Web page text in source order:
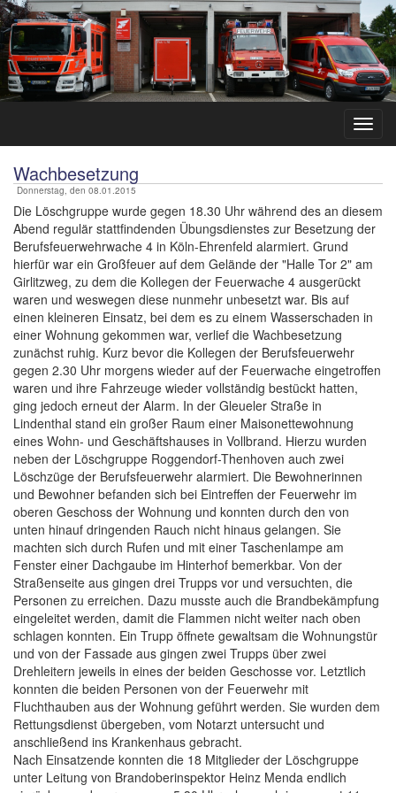
Wachbesetzung
Donnerstag, den 08.01.2015
Die Löschgruppe wurde gegen 18.30 Uhr während des an diesem
Abend regulär stattfindenden Übungsdienstes zur Besetzung der
Berufsfeuerwehrwache 4 in Köln-Ehrenfeld alarmiert. Grund
hierfür war ein Großfeuer auf dem Gelände der "Halle Tor 2" am
Girlitzweg, zu dem die Kollegen der Feuerwache 4 ausgerückt
waren und weswegen diese nunmehr unbesetzt war. Bis auf
einen kleineren Einsatz, bei dem es zu einem Wasserschaden in
einer Wohnung gekommen war, verlief die Wachbesetzung
zunächst ruhig. Kurz bevor die Kollegen der Berufsfeuerwehr
gegen 2.30 Uhr morgens wieder auf der Feuerwache eingetroffen
waren und ihre Fahrzeuge wieder vollständig bestückt hatten,
ging jedoch erneut der Alarm. In der Gleueler Straße in
Lindenthal stand ein großer Raum einer Maisonettewohnung
eines Wohn- und Geschäftshauses in Vollbrand. Hierzu wurden
neben der Löschgruppe Roggendorf-Thenhoven auch zwei
Löschzüge der Berufsfeuerwehr alarmiert. Die Bewohnerinnen
und Bewohner befanden sich bei Eintreffen der Feuerwehr im
oberen Geschoss der Wohnung und konnten durch den von
unten hinauf dringenden Rauch nicht hinaus gelangen. Sie
machten sich durch Rufen und mit einer Taschenlampe am
Fenster einer Dachgaube im Hinterhof bemerkbar. Von der
Straßenseite aus gingen drei Trupps vor und versuchten, die
Personen zu erreichen. Dazu musste auch die Brandbekämpfung
eingeleitet werden, damit die Flammen nicht weiter nach oben
schlagen konnten. Ein Trupp öffnete gewaltsam die Wohnungstür
und von der Fassade aus gingen zwei Trupps über zwei
Drehleitern jeweils in eines der beiden Geschosse vor. Letztlich
konnten die beiden Personen von der Feuerwehr mit
Fluchthauben aus der Wohnung geführt werden. Sie wurden dem
Rettungsdienst übergeben, vom Notarzt untersucht und
anschließend ins Krankenhaus gebracht.
Nach Einsatzende konnten die 18 Mitglieder der Löschgruppe
unter Leitung von Brandoberinspektor Heinz Menda endlich